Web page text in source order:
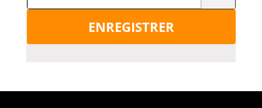
ENREGISTRER